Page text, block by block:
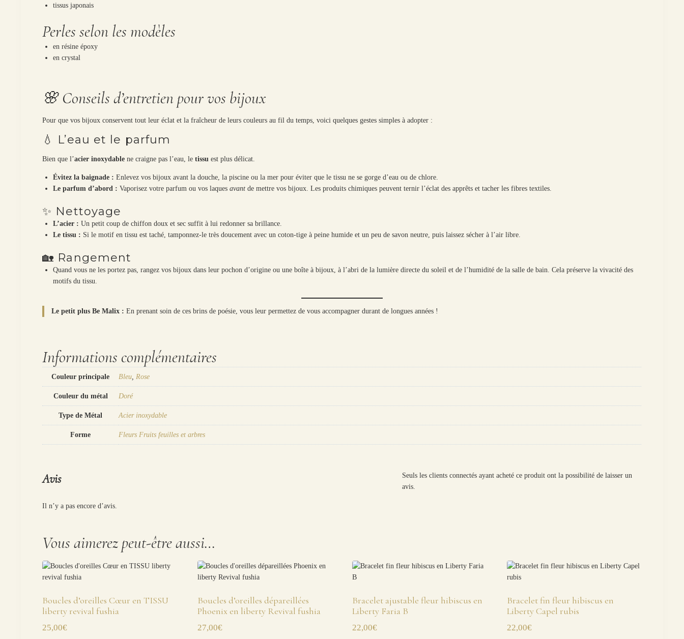
tissus japonais
Perles selon les modèles
en résine époxy
en crystal
🌸 Conseils d’entretien pour vos bijoux
Pour que vos bijoux conservent tout leur éclat et la fraîcheur de leurs couleurs au fil du temps, voici quelques gestes simples à adopter :
💧 L’eau et le parfum
Bien que l’acier inoxydable ne craigne pas l’eau, letissu est plus délicat.
Évitez la baignade : Enlevez vos bijoux avant la douche, la piscine ou la mer pour éviter que le tissu ne se gorge d’eau ou de chlore.
Le parfum d’abord : Vaporisez votre parfum ou vos laquesavant de mettre vos bijoux. Les produits chimiques peuvent ternir l’éclat des apprêts et tacher les fibres textiles.
✨ Nettoyage
L’acier : Un petit coup de chiffon doux et sec suffit à lui redonner sa brillance.
Le tissu : Si le motif en tissu est taché, tamponnez-le très doucement avec un coton-tige à peine humide et un peu de savon neutre, puis laissez sécher à l’air libre.
🏡 Rangement
Quand vous ne les portez pas, rangez vos bijoux dans leur pochon d’origine ou une boîte à bijoux, à l’abri de la lumière directe du soleil et de l’humidité de la salle de bain. Cela préserve la vivacité des
motifs du tissu.
Le petit plus Be Malix : En prenant soin de ces brins de poésie, vous leur permettez de vous accompagner durant de longues années !
Informations complémentaires
Couleur principale Bleu Rose
Couleur du métal Doré
Type de Métal Acier inoxydable
Forme Fleurs Fruits feuilles et arbres
Avis
Il n’y a pas encore d’avis.
Seuls les clients connectés ayant acheté ce produit ont la possibilité de laisser un
avis.
Vous aimerez peut-être aussi…
Boucles d’oreilles Cœur en TISSU
liberty revival fushia
25,00€
Boucles d’oreilles dépareillées
Phoenix en liberty Revival fushia
27,00€
Bracelet ajustable fleur hibiscus en
Liberty Faria B
22,00€
Bracelet fin fleur hibiscus en
Liberty Capel rubis
22,00€